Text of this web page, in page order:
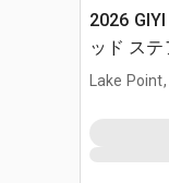
2026
ッド ス
Lake Point,